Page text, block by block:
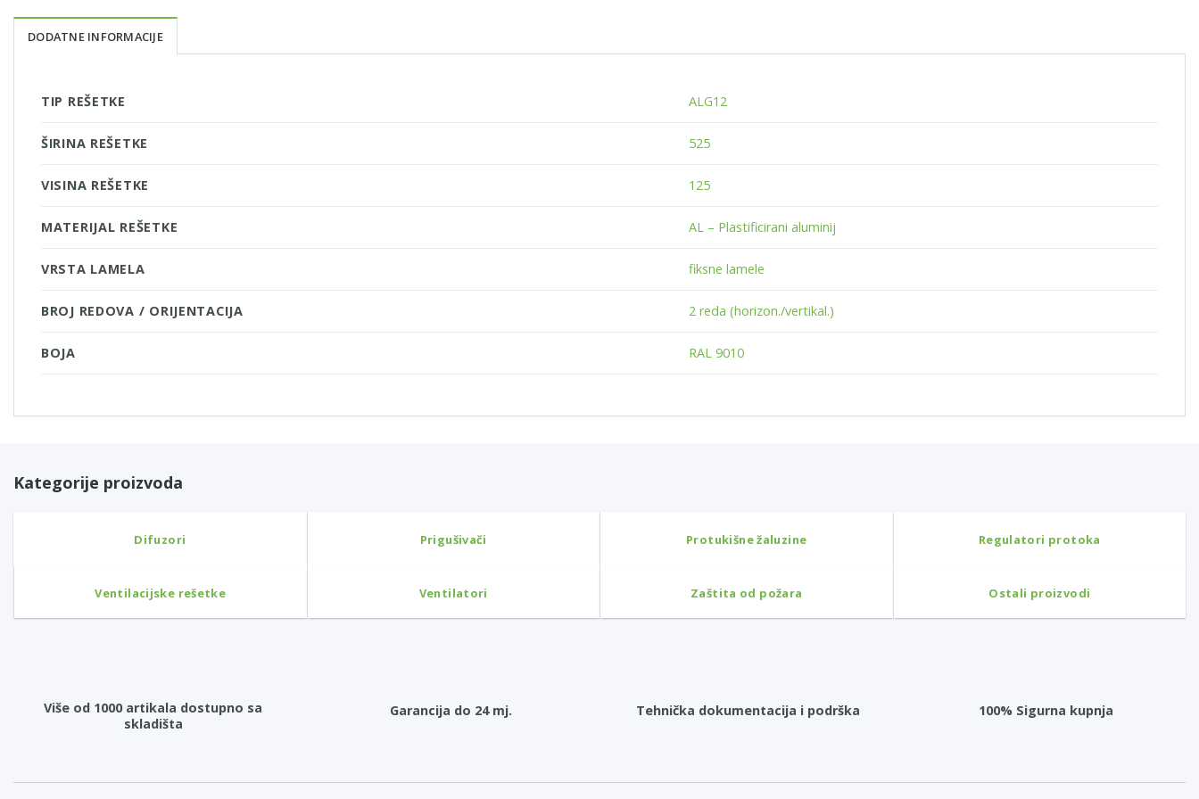
DODATNE INFORMACIJE
TIP REŠETKE ALG12
ŠIRINA REŠETKE 525
VISINA REŠETKE 125
MATERIJAL REŠETKE AL – Plastificirani aluminij
VRSTA LAMELA fiksne lamele
BROJ REDOVA / ORIJENTACIJA 2 reda (horizon./vertikal.)
BOJA RAL 9010
Kategorije proizvoda
Difuzori Prigušivači Protukišne žaluzine Regulatori protoka
Ventilacijske rešetke Ventilatori Zaštita od požara Ostali proizvodi
Više od 1000 artikala dostupno sa
skladišta
Garancija do 24 mj. Tehnička dokumentacija i podrška 100% Sigurna kupnja